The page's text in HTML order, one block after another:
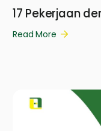
17 Pekerjaan
Read More